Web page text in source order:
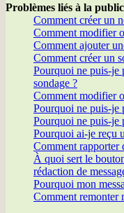
Problèmes liés à la
Comment créer un
Comment modifier
Comment ajouter
Comment créer un
Pourquoi ne puis-je
sondage ?
Comment modifier
Pourquoi ne puis-je
Pourquoi ne puis-je
Pourquoi ai-je reçu
Comment rapporter
À quoi sert le
rédaction de
Pourquoi mon
Comment remonter